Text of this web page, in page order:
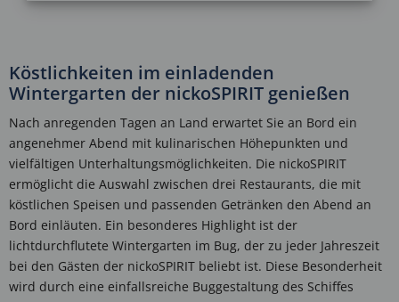
Köstlichkeiten im einladenden
Wintergarten der nickoSPIRIT genießen
Nach anregenden Tagen an Land erwartet Sie an Bord ein
angenehmer Abend mit kulinarischen Höhepunkten und
vielfältigen Unterhaltungsmöglichkeiten. Die nickoSPIRIT
ermöglicht die Auswahl zwischen drei Restaurants, die mit
köstlichen Speisen und passenden Getränken den Abend an
Bord einläuten. Ein besonderes Highlight ist der
lichtdurchflutete Wintergarten im Bug, der zu jeder Jahreszeit
bei den Gästen der nickoSPIRIT beliebt ist. Diese Besonderheit
wird durch eine einfallsreiche Buggestaltung des Schiffes